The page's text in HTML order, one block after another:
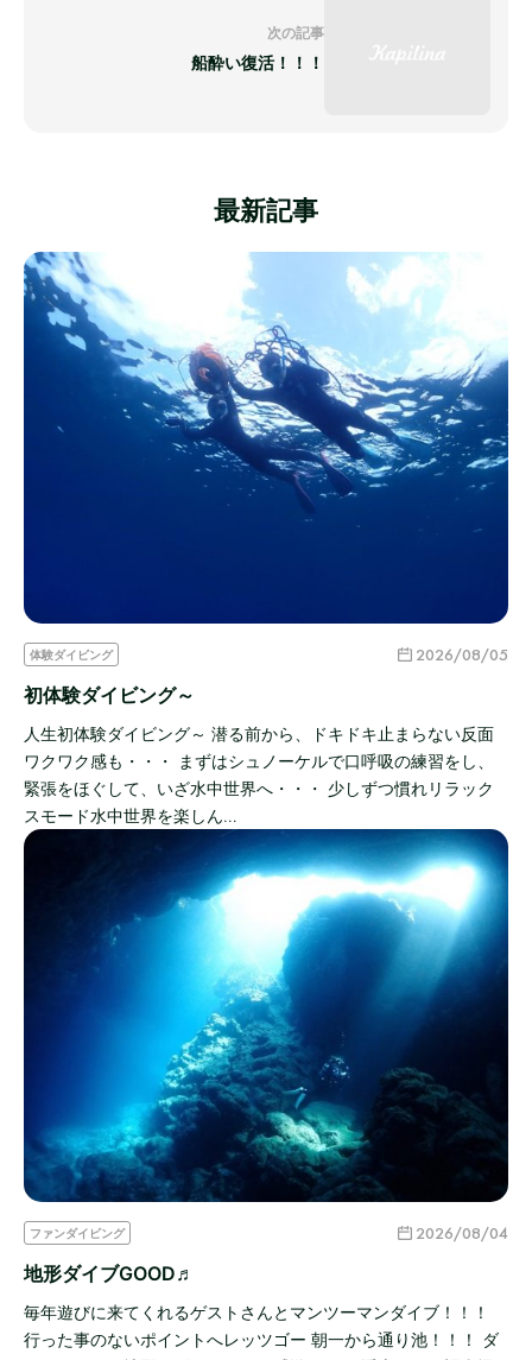
次の記事
船酔い復活！！！
最新記事
体験ダイビング 2026/08/05
初体験ダイビング～
人生初体験ダイビング～ 潜る前から、ドキドキ止まらない反面
ワクワク感も・・・ まずはシュノーケルで口呼吸の練習をし、
緊張をほぐして、いざ水中世界へ・・・ 少しずつ慣れリラック
スモード水中世界を楽しん…
ファンダイビング 2026/08/04
地形ダイブGOOD♬
毎年遊びに来てくれるゲストさんとマンツーマンダイブ！！！
行った事のないポイントへレッツゴー 朝一から通り池！！！ ダ